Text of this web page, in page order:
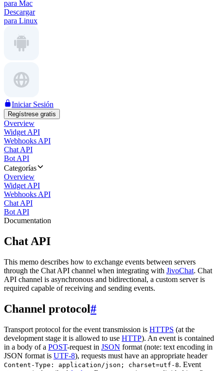
para Mac
Descargar
para Linux
Iniciar Sesión
Regístrese gratis
Overview
Widget API
Webhooks API
Chat API
Bot API
Categorías
Overview
Widget API
Webhooks API
Chat API
Bot API
Documentation
Chat API
This memo describes how to exchange events between servers
through the Chat API channel when integrating with JivoChat. Chat
API channel is asynchronous and bidirectional, a custom server is
required capable of receiving and sending events.
Channel protocol#
Transport protocol for the event transmission is HTTPS (at the
development stage it is allowed to use HTTP). An event is contained
in a body of a POST-request in JSON format (note: text encoding in
JSON format is UTF-8), requests must have an appropriate header
Content-Type: application/json; charset=utf-8. Event